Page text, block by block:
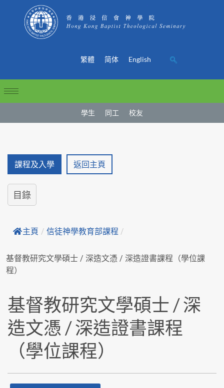
繁體 简体 English
學生 同工 校友
課程及入學 返回主頁
目錄
主頁 / 信徒神學教育部課程 /
基督教研究文學碩士 / 深造文憑 / 深造證書課程（學位課
程）
基督教研究文學碩士 / 深
造文憑 / 深造證書課程
（學位課程）